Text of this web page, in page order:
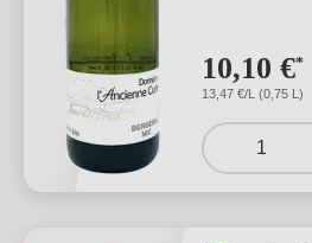
10,10 €*
13,47 €/L (0,75 L)
1